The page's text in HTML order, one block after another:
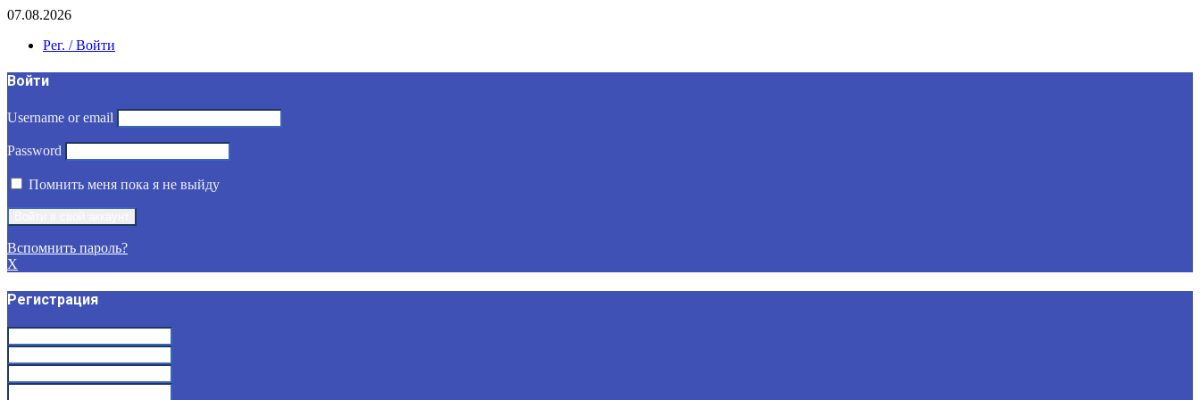
07.08.2026
Рег. / Войти
Войти
Username or email
Password
Помнить меня пока я не выйду
Вспомнить пароль?
X
Регистрация